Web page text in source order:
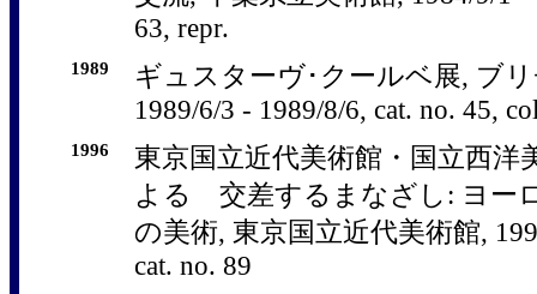
63, repr.
1989
ギュスターヴ･クールベ展, ブ
1989/6/3 - 1989/8/6, cat. no. 45,
1996
東京国立近代美術館・国立西洋
よる 交差するまなざし: ヨー
の美術, 東京国立近代美術館,
cat. no. 89